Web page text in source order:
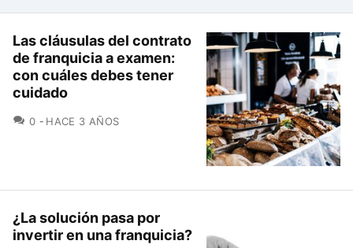
Las cláusulas del contrato
de franquicia a examen:
con cuáles debes tener
cuidado
0 COMENTARIOS
HACE 3 AÑOS
¿La solución pasa por
invertir en una franquicia?